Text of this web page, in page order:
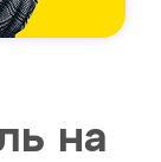
на